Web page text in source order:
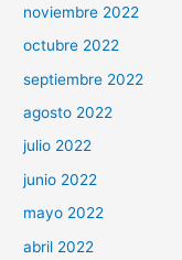
noviembre 2022
octubre 2022
septiembre 2022
agosto 2022
julio 2022
junio 2022
mayo 2022
abril 2022